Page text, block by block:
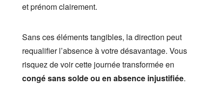
et prénom clairement.
Sans ces éléments tangibles, la direction peut
requalifier l’absence à votre désavantage. Vous
risquez de voir cette journée transformée en
congé sans solde ou en absence injustifiée.